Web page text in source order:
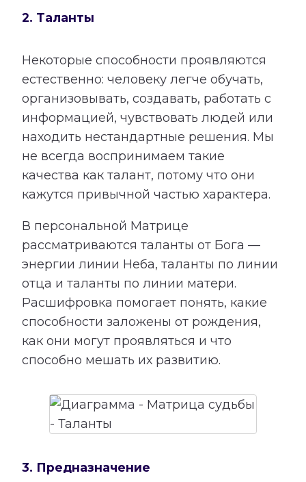
2. Таланты
Некоторые способности проявляются
естественно: человеку легче обучать,
организовывать, создавать, работать с
информацией, чувствовать людей или
находить нестандартные решения. Мы
не всегда воспринимаем такие
качества как талант, потому что они
кажутся привычной частью характера.
В персональной Матрице
рассматриваются таланты от Бога —
энергии линии Неба, таланты по линии
отца и таланты по линии матери.
Расшифровка помогает понять, какие
способности заложены от рождения,
как они могут проявляться и что
способно мешать их развитию.
3. Предназначение